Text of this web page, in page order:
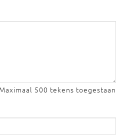
Maximaal 500 tekens toegestaan